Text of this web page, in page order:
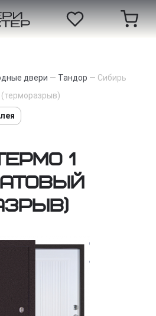
двери — Тандор — Сибирь
1